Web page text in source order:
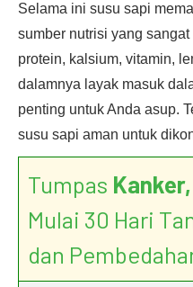
Selama ini susu sapi
sumber nutrisi yang
protein, kalsium, vitamin,
dalamnya layak masuk
penting untuk Anda asup.
susu sapi aman untuk
Tumpas
Mulai 30 Hari
dan